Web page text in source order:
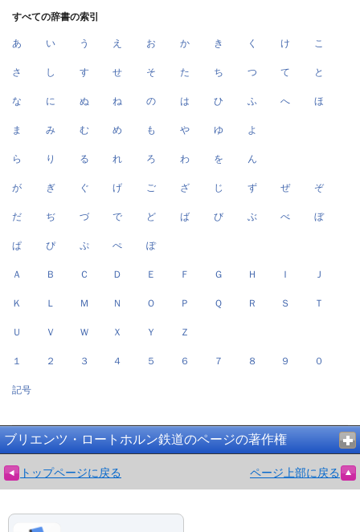
すべての辞書の索引
あ い う え お か き く け こ
さ し す せ そ た ち つ て と
な に ぬ ね の は ひ ふ へ ほ
ま み む め も や ゆ よ
ら り る れ ろ わ を ん
が ぎ ぐ げ ご ざ じ ず ぜ ぞ
だ ぢ づ で ど ば び ぶ べ ぼ
ぱ ぴ ぷ ぺ ぽ
Ａ Ｂ Ｃ Ｄ Ｅ Ｆ Ｇ Ｈ Ｉ Ｊ
Ｋ Ｌ Ｍ Ｎ Ｏ Ｐ Ｑ Ｒ Ｓ Ｔ
Ｕ Ｖ Ｗ Ｘ Ｙ Ｚ
１ ２ ３ ４ ５ ６ ７ ８ ９ ０
記号
ブリエンツ・ロートホルン鉄道のページの著作権
トップページに戻る ページ上部に戻る